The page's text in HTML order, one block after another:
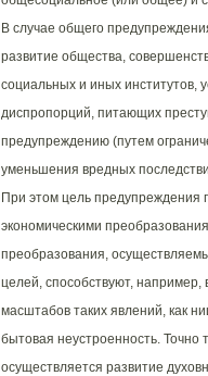
В случае общего
развитие общества,
социальных и иных институтов,
диспропорций, питающих
предупреждению (путем
уменьшения вредных
При этом цель предупреждения
экономическими
преобразования,
целей, способствуют,
масштабов таких явлений, как
бытовая неустроенность. Точно
осуществляется развитие